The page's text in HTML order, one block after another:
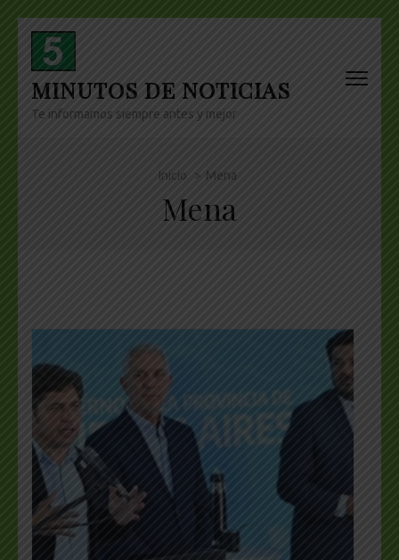
Skip
content
(Press
Enter)
MINUTOS DE NOTICIAS
Te informamos siempre antes y mejor
Inicio > Mena
Mena